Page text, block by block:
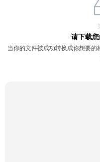
请下载您
当你的文件被成功转换成你想要